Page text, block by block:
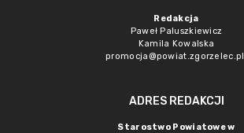
Redakcja
Paweł Paluszkiewicz
Kamila Kowalska
promocja@powiat.zgorzelec.pl
ADRES REDAKCJI
Starostwo Powiatowe w